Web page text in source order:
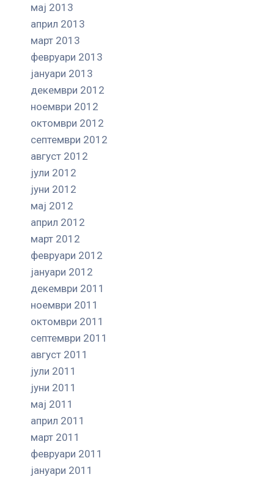
мај 2013
април 2013
март 2013
февруари 2013
јануари 2013
декември 2012
ноември 2012
октомври 2012
септември 2012
август 2012
јули 2012
јуни 2012
мај 2012
април 2012
март 2012
февруари 2012
јануари 2012
декември 2011
ноември 2011
октомври 2011
септември 2011
август 2011
јули 2011
јуни 2011
мај 2011
април 2011
март 2011
февруари 2011
јануари 2011